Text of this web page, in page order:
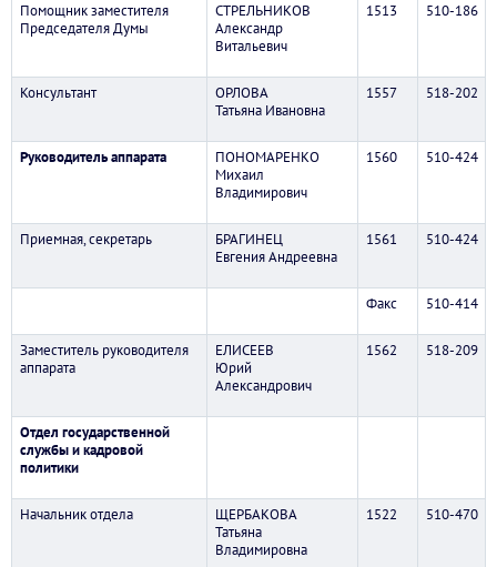
Помощник заместителя
Председателя Думы
СТРЕЛЬНИКОВ
Александр
Витальевич
1513 510-186
Консультант
ОРЛОВА
Татьяна Ивановна
1557 518-202
Руководитель аппарата
ПОНОМАРЕНКО
Михаил
Владимирович
1560 510-424
Приемная, секретарь
БРАГИНЕЦ
Евгения Андреевна
1561 510-424
Факс 510-414
Заместитель руководителя
аппарата
ЕЛИСЕЕВ
Юрий
Александрович
1562 518-209
Отдел государственной
службы и кадровой
политики
Начальник отдела
ЩЕРБАКОВА
Татьяна
Владимировна
1522 510-470